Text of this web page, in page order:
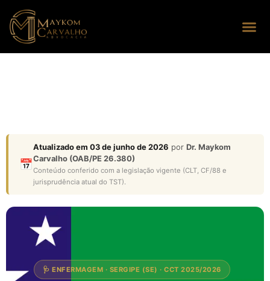
📅
Atualizado em 03 de junho de 2026 por Dr. Maykom
Carvalho (OAB/PE 26.380)
Conteúdo conferido com a legislação vigente (CLT, CF/88 e
jurisprudência atual do TST).
🩺 ENFERMAGEM · SERGIPE (SE) · CCT 2025/2026